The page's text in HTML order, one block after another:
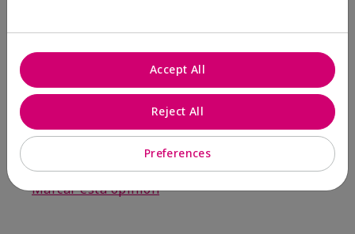
Mostrar Traducción
No, no recomendaría a un amigo
¿Le ha resultado útil esta
opinión?
Marcar esta opinión
Preferences
Reject All
Accept All